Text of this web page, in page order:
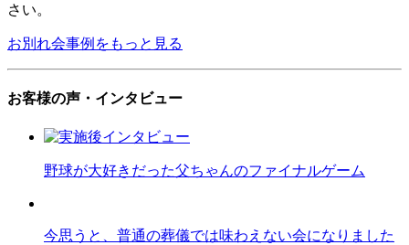
さい。
お別れ会事例をもっと見る
お客様の声・インタビュー
野球が大好きだった父ちゃんのファイナルゲーム
今思うと、普通の葬儀では味わえない会になりました